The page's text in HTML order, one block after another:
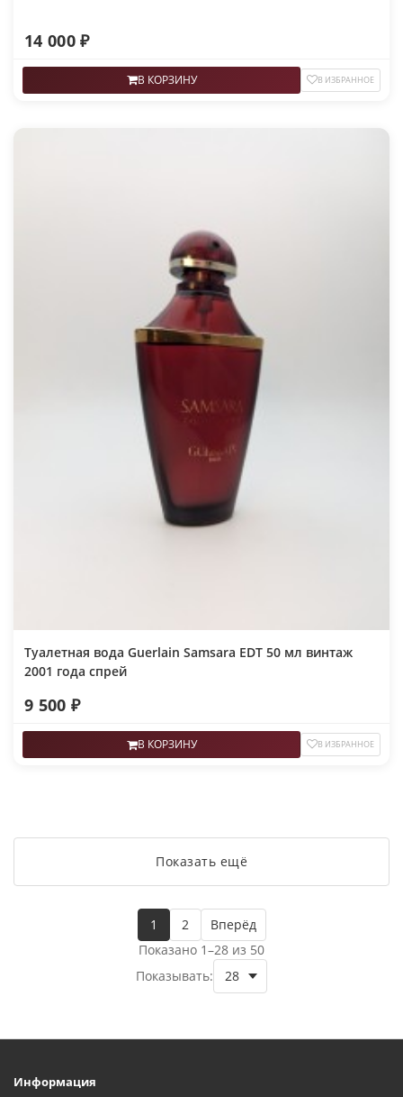
14 000 ₽
В КОРЗИНУ В ИЗБРАННОЕ
Туалетная вода Guerlain Samsara EDT 50 мл винтаж
2001 года спрей
9 500 ₽
В КОРЗИНУ В ИЗБРАННОЕ
Показать ещё
1 2 Вперёд
Показывать:
Показано 1–28 из 50
Информация